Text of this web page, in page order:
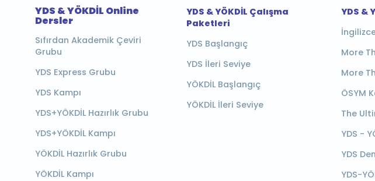
YDS & YÖKDİL Online
Dersler
Sıfırdan Akademik Çeviri
Grubu
YDS Express Grubu
YDS Kampı
YDS+YÖKDİL Hazırlık Grubu
YDS+YÖKDİL Kampı
YÖKDİL Hazırlık Grubu
YÖKDİL Kampı
YDS & YÖKDİL Çalışma
Paketleri
YDS Başlangıç
YDS İleri Seviye
YÖKDİL Başlangıç
YÖKDİL İleri Seviye
YDS &
More
More
ÖSYM
The
YDS -
YDS
YDS-